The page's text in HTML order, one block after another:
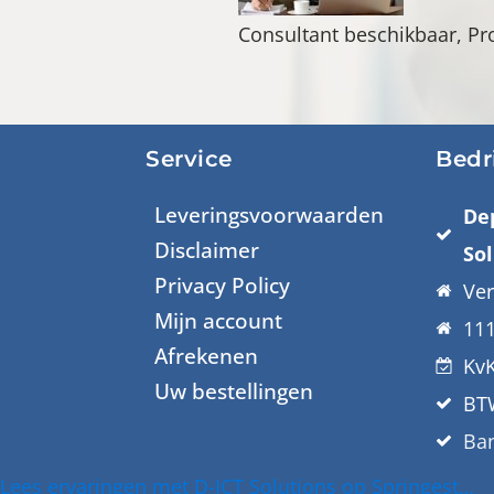
Consultant beschikbaar,
Service
Leveringsvoorwaarden
Disclaimer
Privacy Policy
Mijn account
Afrekenen
Uw bestellingen
Lees ervaringen met D-ICT Solutions op Springest…